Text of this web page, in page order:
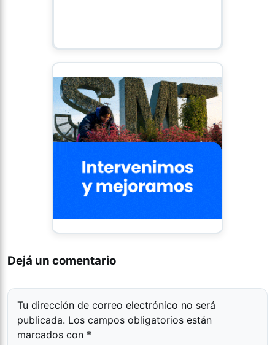
Dejá un comentario
Tu dirección de correo electrónico no será
publicada. Los campos obligatorios están
marcados con *